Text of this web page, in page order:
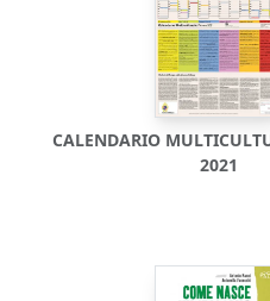
CALENDARIO
2021